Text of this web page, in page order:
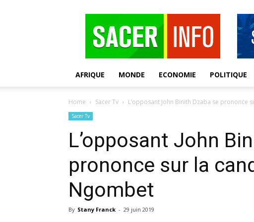
AFRIQUE MONDE ECONOMIE POLITIQUE
Home Sacer Tv L’opposant John Binith Dzaba se prononce
Sacer Tv
L’opposant John
prononce sur la
Ngombet
By Stany Franck - 29 juin 2019